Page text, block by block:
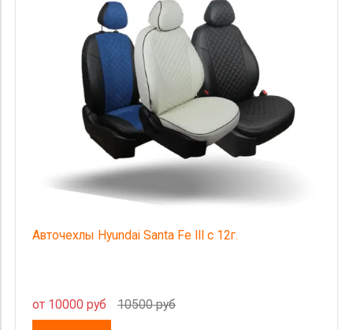
Авточехлы Hyundai Santa Fe III c 12г.
от 10000 руб 10500 руб